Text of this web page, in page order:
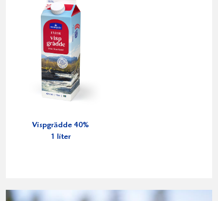
Vispgrädde 40%
1 liter